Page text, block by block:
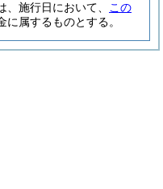
施行日において、
この
属するものとする。